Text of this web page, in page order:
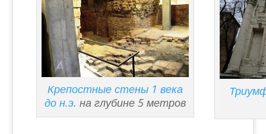
Крепостные стены 1 века
до н.э. на глубине 5 метров